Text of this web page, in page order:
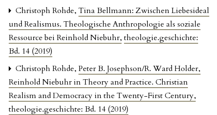
Christoph Rohde, Tina Bellmann: Zwischen Liebesideal
und Realismus. Theologische Anthropologie als soziale
Ressource bei Reinhold Niebuhr, theologie.geschichte:
Bd. 14 (2019)
Christoph Rohde, Peter B. Josephson/R. Ward Holder,
Reinhold Niebuhr in Theory and Practice. Christian
Realism and Democracy in the Twenty-First Century,
theologie.geschichte: Bd. 14 (2019)